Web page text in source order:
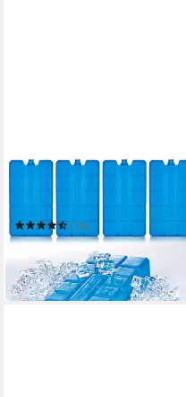
BIGDEAN
200ml 12h Kühlung für
Kühltasche & Kühlbox Made i
(16)
ab 10,39 € UVP13,49 €
-23%
in 4-5 Werktagen bei dir